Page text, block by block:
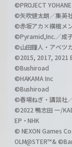
©PROJECT YOHANE
©矢吹健太朗／集英
©赤坂アカ×横槍メ
©Pyramid,Inc.／成
©山田鐘人・アベツ
©2015, 2017, 2021
©Bushiroad
©HAKAMA Inc
©Bushiroad
©春場ねぎ・講談社
©2022 鴨志田 一/
EP・NHK
© NEXON Games
OLM@STER™&